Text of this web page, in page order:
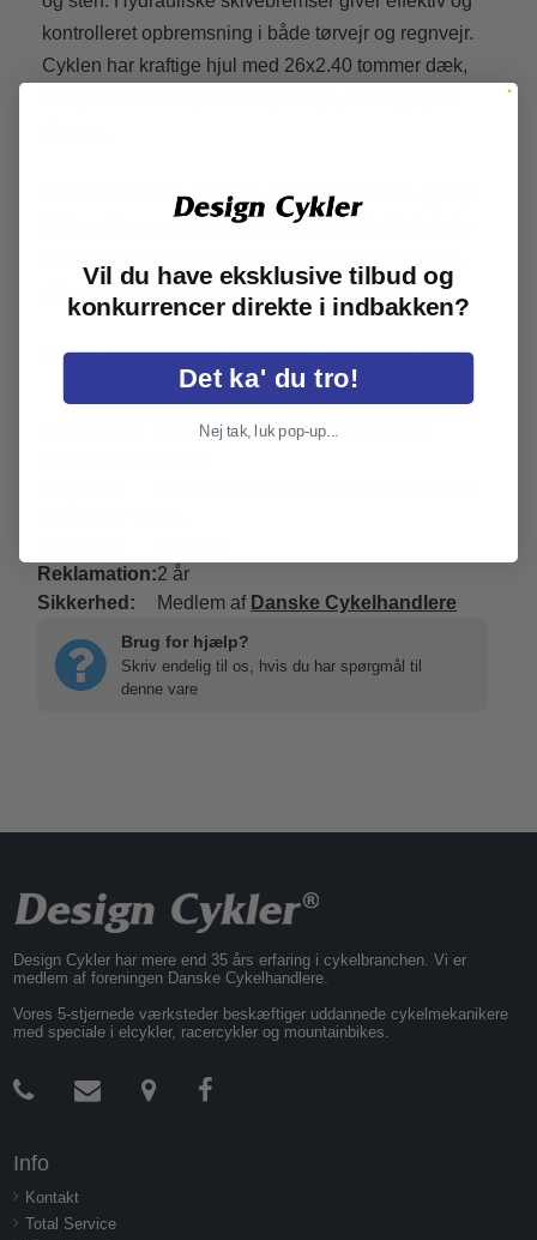
kontrolleret opbremsning i både tørvejr og regnvejr.
Cyklen har kraftige hjul med 26x2.40 tommer dæk,
Trek Marlin 5 XS er god til cykelturen i skole og leg i
fritiden. Træner du til det første mountainbikeløb for
stjernede værksted leverer cyklen 100% samlet.
Denne cykel fås også til voksne i størrelseS til XL.
Gratis fragt ved køb over kr. 349-
Reklamation:2 år
Sikkerhed:
Medlem af Danske Cykelhandlere
Brug for hjælp?
Skriv endelig til os, hvis du har spørgmål til
denne vare
Design Cykler har mere end 35 års erfaring i cykelbranchen. Vi er
medlem af foreningen Danske Cykelhandlere.
Vores 5-stjernede værksteder beskæftiger uddannede cykelmekanikere
med speciale i elcykler, racercykler og mountainbikes.
Info
Kontakt
Total Service
Vil du have eksklusive tilbud og
konkurrencer direkte i indbakken?
Det ka' du tro!
Nej tak, luk pop-up...